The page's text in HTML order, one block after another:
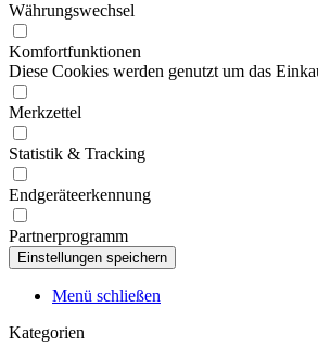
Währungswechsel
Komfortfunktionen
Diese Cookies werden genutzt um das
Merkzettel
Statistik & Tracking
Endgeräteerkennung
Partnerprogramm
Menü schließen
Kategorien